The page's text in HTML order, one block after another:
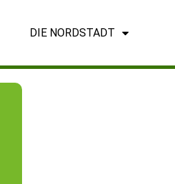
DIE NORDSTADT